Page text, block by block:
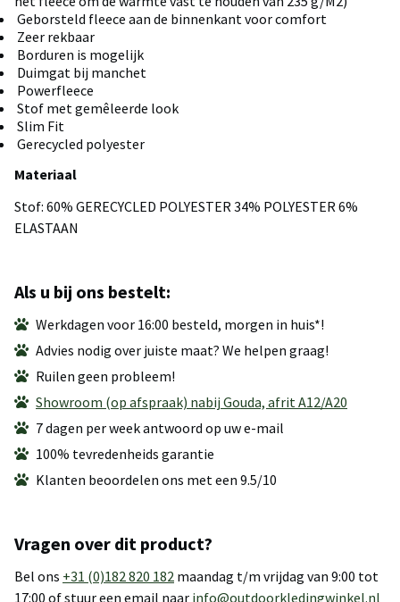
Geborsteld fleece aan de binnenkant voor comfort
Zeer rekbaar
Borduren is mogelijk
Duimgat bij manchet
Powerfleece
Stof met gemêleerde look
Slim Fit
Gerecycled polyester
Materiaal
Stof: 60% GERECYCLED POLYESTER 34% POLYESTER 6%
ELASTAAN
Als u bij ons bestelt:
Werkdagen voor 16:00 besteld, morgen in huis*!
Advies nodig over juiste maat? We helpen graag!
Ruilen geen probleem!
Showroom (op afspraak) nabij Gouda, afrit A12/A20
7 dagen per week antwoord op uw e-mail
100% tevredenheids garantie
Klanten beoordelen ons met een 9.5/10
Vragen over dit product?
Bel ons +31 (0)182 820 182 maandag t/m vrijdag van 9:00 tot
17:00 of stuur een email naar info@outdoorkledingwinkel.nl